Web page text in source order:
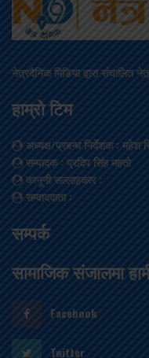
नेत्रदैनिक मिडिया द्वारा
हाम्रो टिम
अध्यक्ष/प्रबन्ध निर्देशक: महेश
सम्पादक: प्रदिप सिंह महतो
कानूनी सल्लाहकार:
सम्वाददाता:
सम्पर्क
सामाजिक संजालमा
Facebook
Twitter